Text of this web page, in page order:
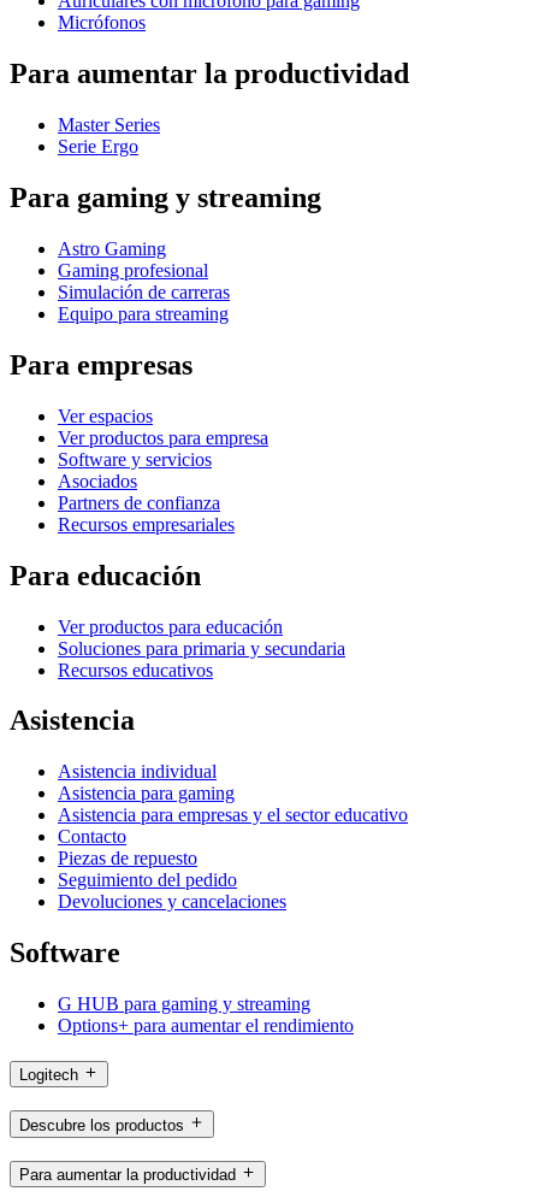
Micrófonos
Para aumentar la productividad
Master Series
Serie Ergo
Para gaming y streaming
Astro Gaming
Gaming profesional
Simulación de carreras
Equipo para streaming
Para empresas
Ver espacios
Ver productos para empresa
Software y servicios
Asociados
Partners de confianza
Recursos empresariales
Para educación
Ver productos para educación
Soluciones para primaria y secundaria
Recursos educativos
Asistencia
Asistencia individual
Asistencia para gaming
Asistencia para empresas y el sector educativo
Contacto
Piezas de repuesto
Seguimiento del pedido
Devoluciones y cancelaciones
Software
G HUB para gaming y streaming
Options+ para aumentar el rendimiento
Logitech
Descubre los productos
Para aumentar la productividad